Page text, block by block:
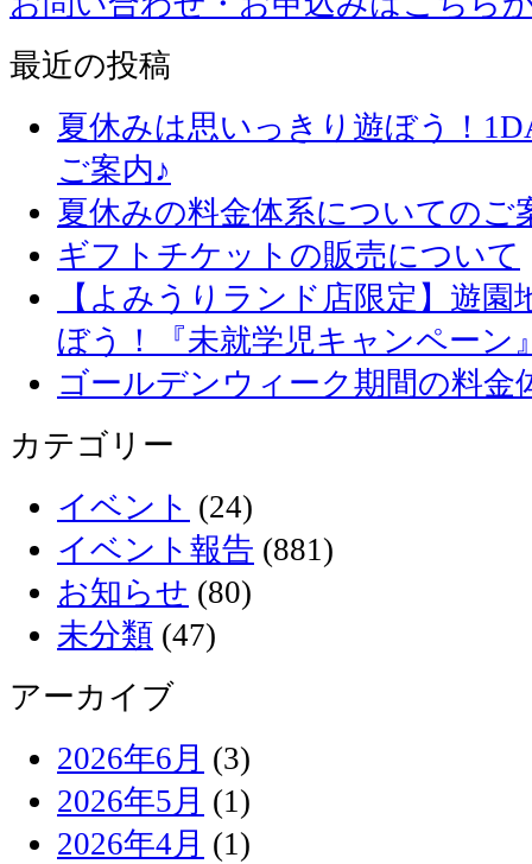
最近の投稿
夏休みは思いっきり遊ぼう！
ご案内♪
夏休みの料金体系についてのご
ギフトチケットの販売について
【よみうりランド店限定】遊
ぼう！『未就学児キャンペーン
ゴールデンウィーク期間の料金
カテゴリー
イベント (24)
イベント報告 (881)
お知らせ (80)
未分類 (47)
アーカイブ
2026年6月 (3)
2026年5月 (1)
2026年4月 (1)